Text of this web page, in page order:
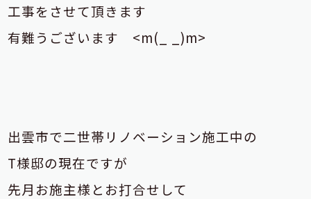
工事をさせて頂きます
有難うございます <m(_ _)m>
出雲市で二世帯リノベーション施工中の
T様邸の現在ですが
先月お施主様とお打合せして